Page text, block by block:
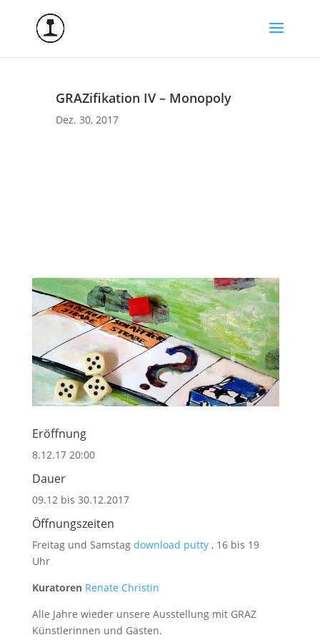
GRAZifikation IV – Monopoly
Dez. 30, 2017
Eröffnung
8.12.17 20:00
Dauer
09.12 bis 30.12.2017
Öffnungszeiten
Freitag und Samstag download putty, 16 bis 19
Uhr
Kuratoren Renate Christin
Alle Jahre wieder unsere Ausstellung mit GRAZ
Künstlerinnen und Gästen.